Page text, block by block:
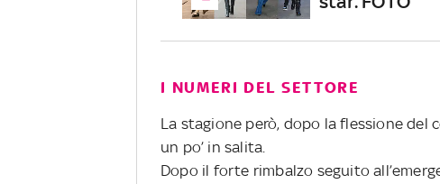
I NUMERI DEL SETTORE
La stagione però, dopo la flessione
un po’ in salita.
Dopo il forte rimbalzo seguito